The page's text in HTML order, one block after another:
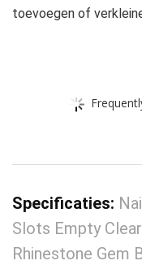
toevoegen of
Specificaties:
Slots Empty
Rhinestone Gem